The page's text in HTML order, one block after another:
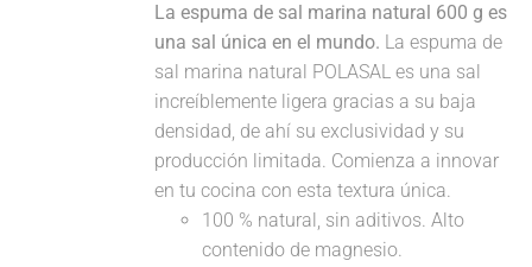
La espuma de sal marina natural 600 g es
una sal única en el mundo. La espuma de
sal marina natural POLASAL es una sal
increíblemente ligera gracias a su baja
densidad, de ahí su exclusividad y su
producción limitada. Comienza a innovar
en tu cocina con esta textura única.
100 % natural, sin aditivos. Alto
contenido de magnesio.